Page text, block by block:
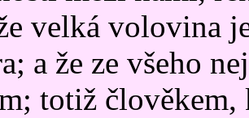
velká volovina
a že ze všeho
totiž člověkem,